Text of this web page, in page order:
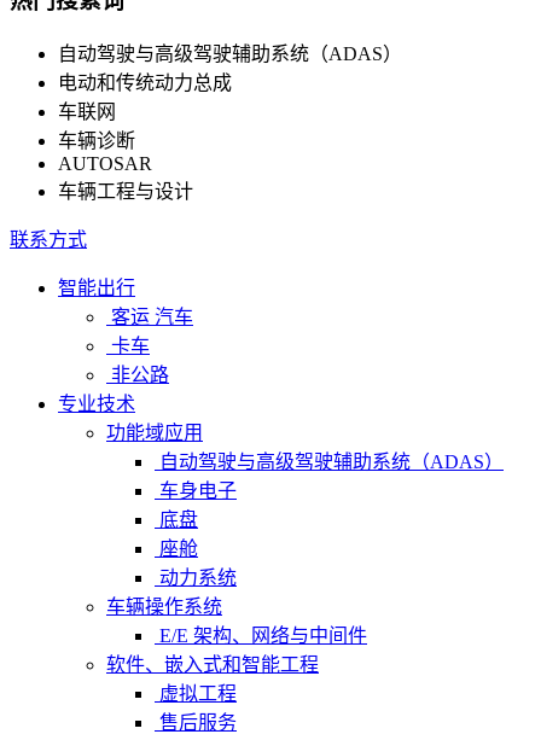
自动驾驶与高级驾驶辅助系统（ADAS）
电动和传统动力总成
车联网
车辆诊断
AUTOSAR
车辆工程与设计
联系方式
智能出行
客运 汽车
卡车
非公路
专业技术
功能域应用
自动驾驶与高级驾驶辅助系统（ADAS）
车身电子
底盘
座舱
动力系统
车辆操作系统
E/E 架构、网络与中间件
软件、嵌入式和智能工程
虚拟工程
售后服务